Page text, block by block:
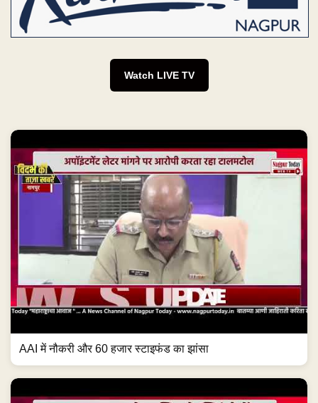
Watch LIVE TV
AAI में नौकरी और 60 हजार स्टाइफंड का झांसा